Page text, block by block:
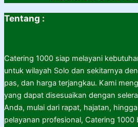
Tentang :
Catering 1000 siap melayani
untuk wilayah Solo dan sekitarnya
pas, dan harga terjangkau. Kami
yang dapat disesuaikan dengan
Anda, mulai dari rapat, hajatan,
pelayanan profesional, Catering 1000